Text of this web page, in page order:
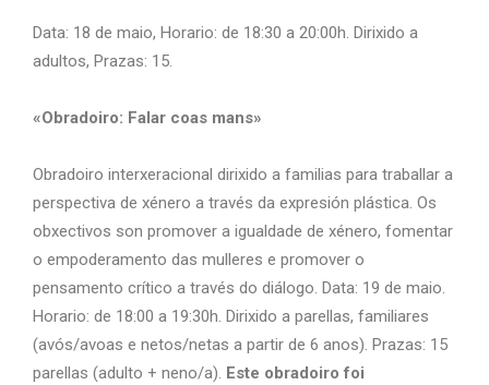
Data: 18 de maio, Horario: de 18:30 a 20:00h. Dirixido a
adultos, Prazas: 15.
«Obradoiro: Falar coas mans»
Obradoiro interxeracional dirixido a familias para traballar a
perspectiva de xénero a través da expresión plástica. Os
obxectivos son promover a igualdade de xénero, fomentar
o empoderamento das mulleres e promover o
pensamento crítico a través do diálogo. Data: 19 de maio.
Horario: de 18:00 a 19:30h. Dirixido a parellas, familiares
(avós/avoas e netos/netas a partir de 6 anos). Prazas: 15
parellas (adulto + neno/a). Este obradoiro foi